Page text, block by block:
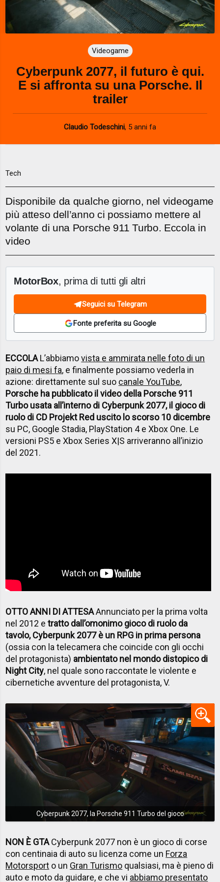
Videogame
Cyberpunk 2077, il futuro è qui.
E si affronta su una Porsche. Il
trailer
Claudio Todeschini, 5 anni fa
Tech
Disponibile da qualche giorno, nel videogame
più atteso dell’anno ci possiamo mettere al
volante di una Porsche 911 Turbo. Eccola in
video
MotorBox, prima di tutti gli altri
Seguici su Telegram
Fonte preferita su Google
ECCOLAL’abbiamovista e ammirata nelle foto di un
paio di mesi fa, e finalmente possiamo vederla in
azione: direttamente sul suo canale YouTube,
Porsche ha pubblicato il video della Porsche 911
Turbo usata all’interno di Cyberpunk 2077, il gioco di
ruolo di CD Projekt Red uscito lo scorso 10 dicembre
su PC, Google Stadia, PlayStation 4 e Xbox One. Le
versioni PS5 e Xbox Series X|S arriveranno all’inizio
del 2021.
OTTO ANNI DI ATTESAAnnunciato per la prima volta
nel 2012 etratto dall’omonimo gioco di ruolo da
tavolo, Cyberpunk 2077 è un RPG in prima persona
(ossia con la telecamera che coincide con gli occhi
del protagonista) ambientato nel mondo distopico di
Night City, nel quale sono raccontate le violente e
cibernetiche avventure del protagonista, V.
Cyberpunk 2077, la Porsche 911 Turbo del gioco
NON È GTACyberpunk 2077 non è un gioco di corse
con centinaia di auto su licenza come un Forza
Motorsport o un Gran Turismo qualsiasi, ma è pieno di
auto e moto da guidare, e che vi abbiamo presentato